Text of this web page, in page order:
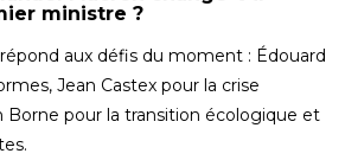
ministre ?
aux défis du moment : Édouard
Jean Castex pour la crise
Borne pour la transition écologique et